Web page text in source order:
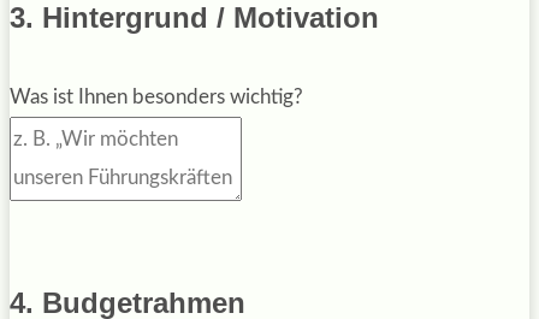
3. Hintergrund / Motivation
Was ist Ihnen besonders wichtig?
4. Budgetrahmen